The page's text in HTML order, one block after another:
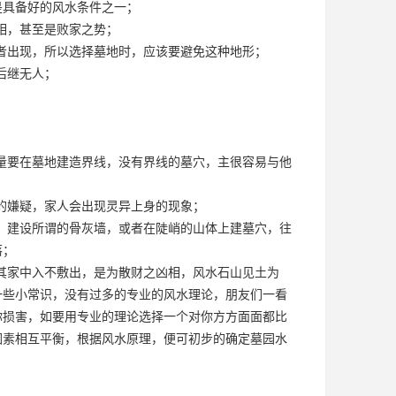
备好的风水条件之一；
甚至是败家之势；
现，所以选择墓地时，应该要避免这种地形；
无人；
在墓地建造界线，没有界线的墓穴，主很容易与他
疑，家人会出现灵异上身的现象；
设所谓的骨灰墙，或者在陡峭的山体上建墓穴，往
中入不敷出，是为散财之凶相，风水石山见土为
小常识，没有过多的专业的风水理论，朋友们一看
害，如要用专业的理论选择一个对你方方面面都比
相互平衡，根据风水原理，便可初步的确定墓园水